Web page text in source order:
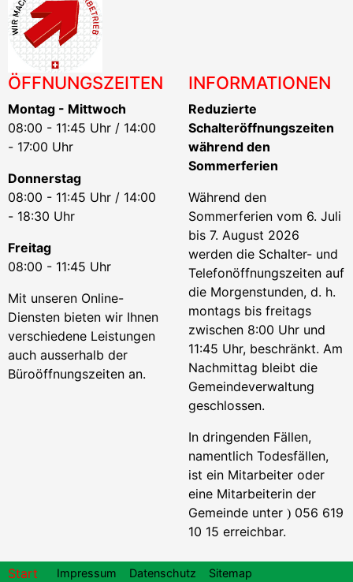
ÖFFNUNGSZEITEN
Montag - Mittwoch
08:00 - 11:45 Uhr / 14:00
- 17:00 Uhr
Donnerstag
08:00 - 11:45 Uhr / 14:00
- 18:30 Uhr
Freitag
08:00 - 11:45 Uhr
Mit unseren Online-
Diensten bieten wir Ihnen
verschiedene Leistungen
auch ausserhalb der
Büroöffnungszeiten an.
INFORMATIONEN
Reduzierte
Schalteröffnungszeiten
während den
Sommerferien
Während den
Sommerferien vom 6. Juli
bis 7. August 2026
werden die Schalter- und
Telefonöffnungszeiten auf
die Morgenstunden, d. h.
montags bis freitags
zwischen 8:00 Uhr und
11:45 Uhr, beschränkt. Am
Nachmittag bleibt die
Gemeindeverwaltung
geschlossen.
In dringenden Fällen,
namentlich Todesfällen,
ist ein Mitarbeiter oder
eine Mitarbeiterin der
Gemeinde unter ) 056 619
10 15 erreichbar.
Start Impressum Datenschutz Sitemap